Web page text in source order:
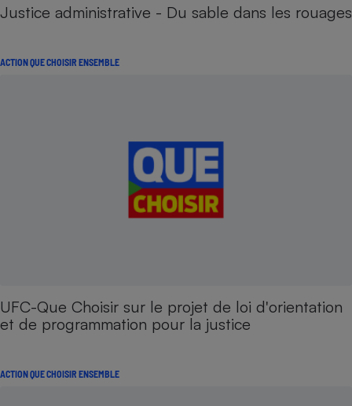
Justice administrative - Du sable dans les rouages
ACTION QUE CHOISIR ENSEMBLE
UFC-Que Choisir sur le projet de loi d'orientation
et de programmation pour la justice
ACTION QUE CHOISIR ENSEMBLE